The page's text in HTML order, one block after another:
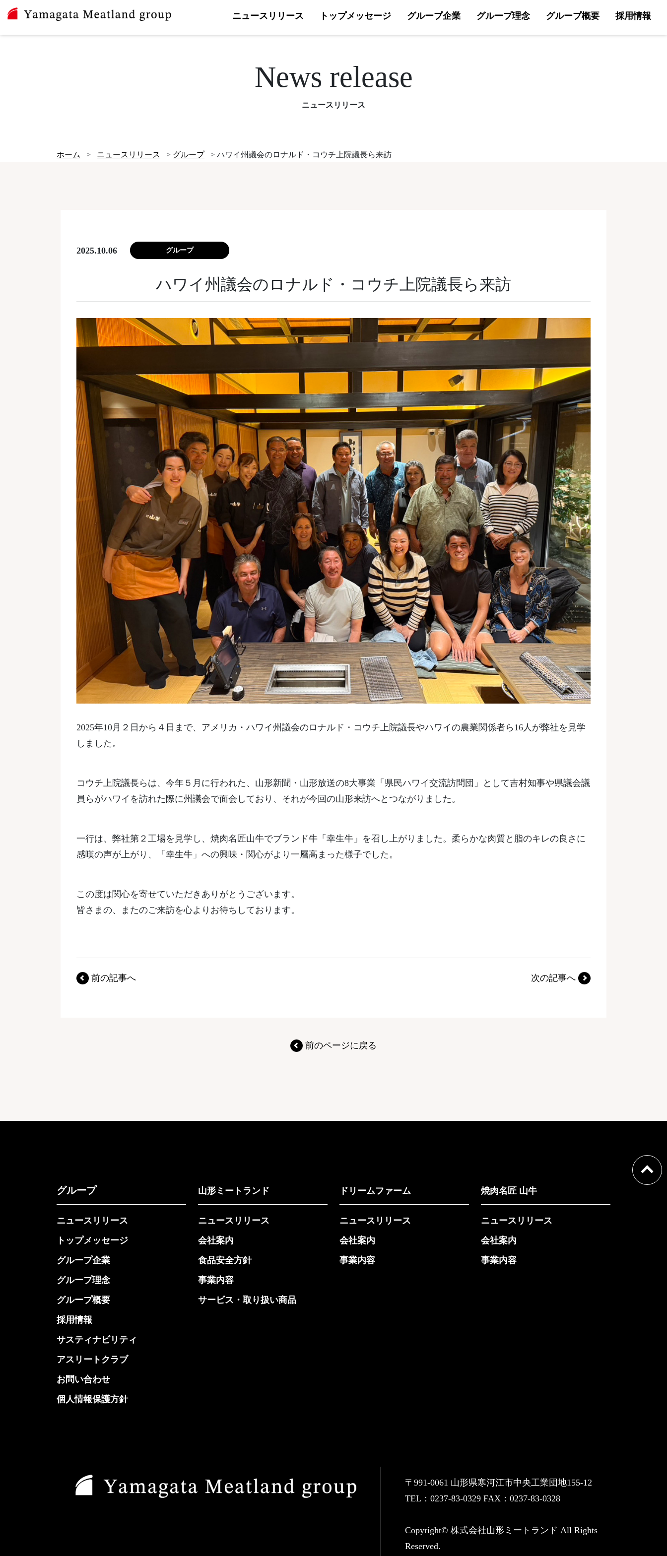
ニュースリリース トップメッセージ グループ企業 グループ理念 グループ概要 採用情報
News release
ニュースリリース
ホーム > ニュースリリース > グループ > ハワイ州議会のロナルド・コウチ上院議長ら来訪
2025.10.06 グループ
ハワイ州議会のロナルド・コウチ上院議長ら来訪
2025年10月２日から４日まで、アメリカ・ハワイ州議会のロナルド・コウチ上院議長やハワイの農業関係者ら16人が弊社を見学
しました。
コウチ上院議長らは、今年５月に行われた、山形新聞・山形放送の8大事業「県民ハワイ交流訪問団」として吉村知事や県議会議
員らがハワイを訪れた際に州議会で面会しており、それが今回の山形来訪へとつながりました。
一行は、弊社第２工場を見学し、焼肉名匠山牛でブランド牛「幸生牛」を召し上がりました。柔らかな肉質と脂のキレの良さに
感嘆の声が上がり、「幸生牛」への興味・関心がより一層高まった様子でした。
この度は関心を寄せていただきありがとうございます。
皆さまの、またのご来訪を心よりお待ちしております。
前の記事へ 次の記事へ
前のページに戻る
グループ
ニュースリリース
トップメッセージ
グループ企業
グループ理念
グループ概要
採用情報
サスティナビリティ
アスリートクラブ
お問い合わせ
個人情報保護方針
山形ミートランド
ニュースリリース
会社案内
食品安全方針
事業内容
サービス・取り扱い商品
ドリームファーム
ニュースリリース
会社案内
事業内容
焼肉名匠 山牛
ニュースリリース
会社案内
事業内容
〒991-0061 山形県寒河江市中央工業団地155-12
TEL：0237-83-0329 FAX：0237-83-0328
Copyright© 株式会社山形ミートランド All Rights
Reserved.